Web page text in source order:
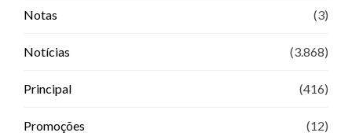
Notas (3)
Notícias (3.868)
Principal (416)
Promoções (12)